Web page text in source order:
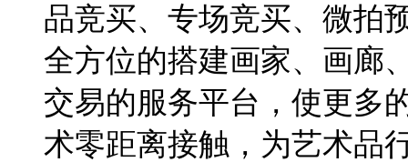
品竞买、专场竞买、微拍
全方位的搭建画家、画廊
交易的服务平台，使更多
术零距离接触，为艺术品